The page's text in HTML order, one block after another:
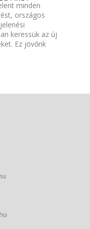
minden
országos
keressük az új
Ez jövőnk